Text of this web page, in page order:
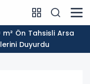
Duyurdu